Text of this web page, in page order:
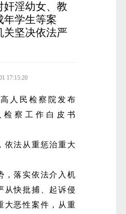
奸淫幼女、教
年学生等案
关坚决依法严
17:15:20
人民检察院发布
检察工作白皮书
依法从重惩治重大
，落实依法介入机
从快批捕、起诉侵
大恶性案件，从重